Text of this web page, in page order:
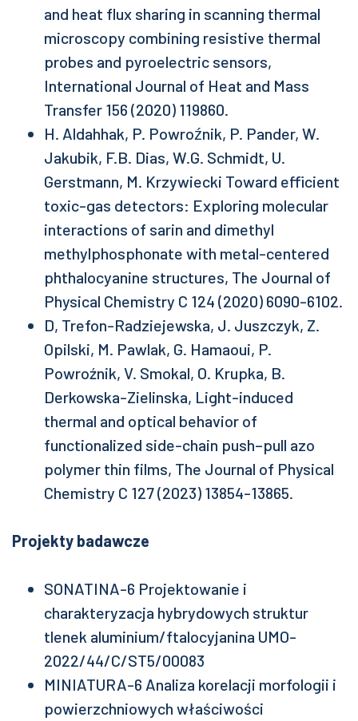
and heat flux sharing in scanning thermal
microscopy combining resistive thermal
probes and pyroelectric sensors,
International Journal of Heat and Mass
Transfer 156 (2020) 119860.
H. Aldahhak, P. Powroźnik, P. Pander, W.
Jakubik, F.B. Dias, W.G. Schmidt, U.
Gerstmann, M. Krzywiecki Toward efficient
toxic-gas detectors: Exploring molecular
interactions of sarin and dimethyl
methylphosphonate with metal-centered
phthalocyanine structures, The Journal of
Physical Chemistry C 124 (2020) 6090-6102.
D, Trefon-Radziejewska, J. Juszczyk, Z.
Opilski, M. Pawlak, G. Hamaoui, P.
Powroźnik, V. Smokal, O. Krupka, B.
Derkowska-Zielinska, Light-induced
thermal and optical behavior of
functionalized side-chain push–pull azo
polymer thin films, The Journal of Physical
Chemistry C 127 (2023) 13854-13865.
Projekty badawcze
SONATINA-6 Projektowanie i
charakteryzacja hybrydowych struktur
tlenek aluminium/ftalocyjanina UMO-
2022/44/C/ST5/00083
MINIATURA-6 Analiza korelacji morfologii i
powierzchniowych właściwości